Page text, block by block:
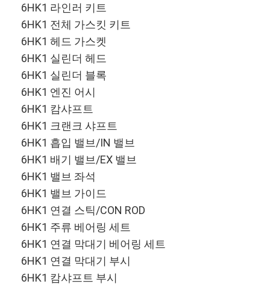
우리에 대해
공장견학
품질 관리
문의하기
뉴스
사례
지금 챗팅하세요
KOMATSU 엔진 부품
애벌레 엔진 파트
6HK1 라인러 키트
6HK1 전체 가스킷 키트
6HK1 헤드 가스켓
6HK1 실린더 헤드
6HK1 실린더 블록
6HK1 엔진 어시
6HK1 캄샤프트
6HK1 크랜크 샤프트
6HK1 흡입 밸브/IN 밸브
6HK1 배기 밸브/EX 밸브
6HK1 밸브 좌석
6HK1 밸브 가이드
6HK1 연결 스틱/CON ROD
6HK1 주류 베어링 세트
6HK1 연결 막대기 베어링 세트
6HK1 연결 막대기 부시
6HK1 캄샤프트 부시